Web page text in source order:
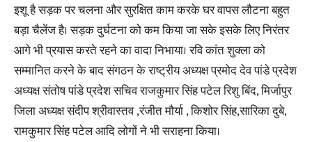
इशू है सड़क पर चलना और सुरक्षित काम करके घर वापस लौटना बहुत
बड़ा चैलेंज है। सड़क दुर्घटना को कम किया जा सके इसके लिए निरंतर
आगे भी प्रयास करते रहने का वादा निभाया। रवि कांत शुक्ला को
सम्मानित करने के बाद संगठन के राष्ट्रीय अध्यक्ष प्रमोद देव पांडे प्रदेश
अध्यक्ष संतोष पांडे प्रदेश सचिव राजकुमार सिंह पटेल रिशु बिंद, मिर्जापुर
जिला अध्यक्ष संदीप श्रीवास्तव ,रंजीत मौर्या , किशोर सिंह,सारिका दुबे,
रामकुमार सिंह पटेल आदि लोगों ने भी सराहना किया।